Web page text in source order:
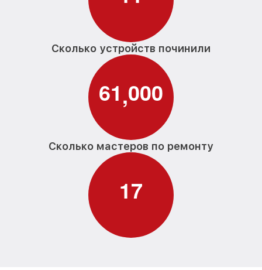
Сколько устройств починили
61,000
Сколько мастеров по ремонту
17